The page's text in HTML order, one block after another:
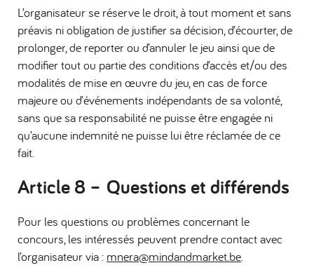
L’organisateur se réserve le droit, à tout moment et sans
préavis ni obligation de justifier sa décision, d’écourter, de
prolonger, de reporter ou d’annuler le jeu ainsi que de
modifier tout ou partie des conditions d’accès et/ou des
modalités de mise en œuvre du jeu, en cas de force
majeure ou d’événements indépendants de sa volonté,
sans que sa responsabilité ne puisse être engagée ni
qu’aucune indemnité ne puisse lui être réclamée de ce
fait.
Article 8 – Questions et différends
Pour les questions ou problèmes concernant le
concours, les intéressés peuvent prendre contact avec
l’organisateur via : mnera@mindandmarket.be